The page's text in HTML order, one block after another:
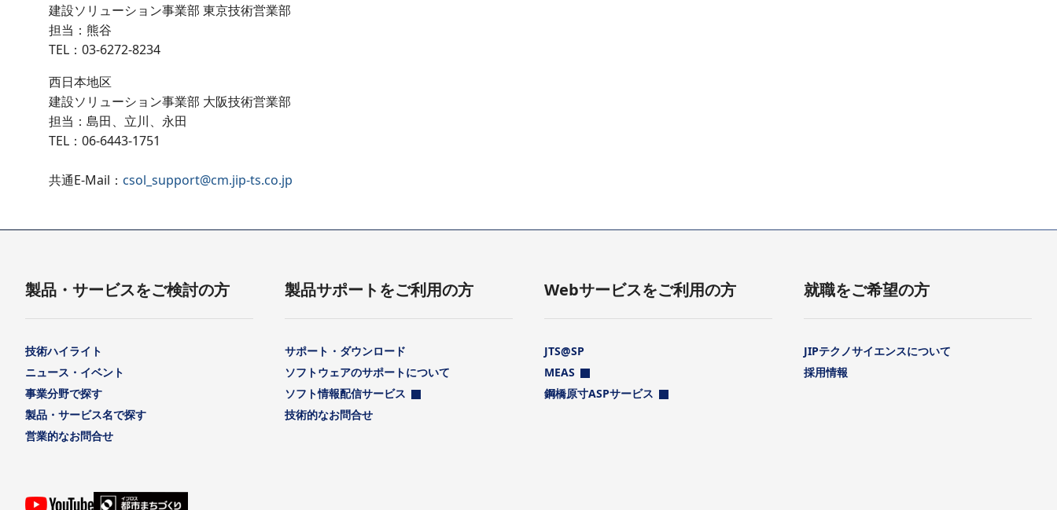
建設ソリューション事業部 東京技術営業部
担当：熊谷
TEL：03-6272-8234
西日本地区
建設ソリューション事業部 大阪技術営業部
担当：島田、立川、永田
TEL：06-6443-1751
共通E-Mail： csol_support@cm.jip-ts.co.jp
製品・サービスをご検討の方
技術ハイライト
ニュース・イベント
事業分野で探す
製品・サービス名で探す
営業的なお問合せ
製品サポートをご利用の方
サポート・ダウンロード
ソフトウェアのサポートについて
ソフト情報配信サービス
技術的なお問合せ
Webサービスをご利用の方
JTS@SP
MEAS
鋼橋原寸ASPサービス
就職をご希望の方
JIPテクノサイエンスについて
採用情報